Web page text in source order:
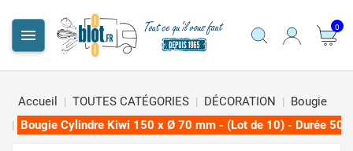
 0
Accueil TOUTES CATÉGORIES DÉCORATION
Bougie
Bougie Cylindre Kiwi 150 x Ø 70 mm - (Lot de 10) - Durée 50h